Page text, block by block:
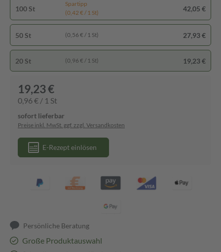
100 St
Spartipp
(0,42 € / 1 St)
42,05 €
50 St (0,56 € / 1 St) 27,93 €
20 St (0,96 € / 1 St) 19,23 €
19,23 €
0,96 € / 1 St
sofort lieferbar
Preise inkl. MwSt. ggf. zzgl. Versandkosten
E-Rezept einlösen
Persönliche Beratung
Große Produktauswahl